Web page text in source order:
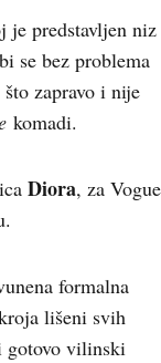
predstavljen niz
se bez problema
zapravo i nije
komadi.
Diora, za Vogue
formalna
lišeni svih
gotovo vilinski